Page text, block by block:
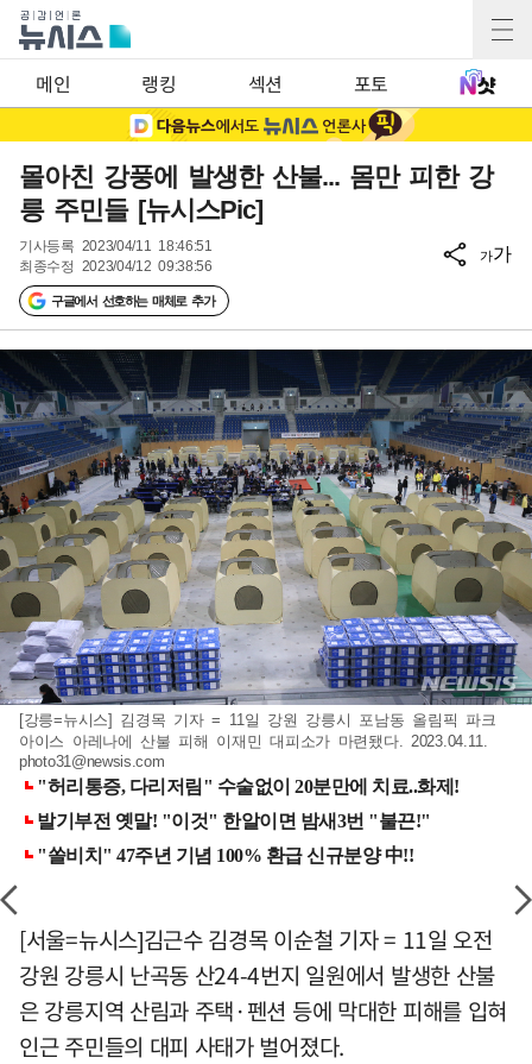
메인 랭킹 섹션 포토
몰아친 강풍에 발생한 산불... 몸만 피한 강
릉 주민들 [뉴시스Pic]
기사등록 2023/04/11 18:46:51
최종수정 2023/04/12 09:38:56
구글에서 선호하는 매체로 추가
가가
[강릉=뉴시스] 김경목 기자 = 11일 강원 강릉시 포남동 올림픽 파크
아이스 아레나에 산불 피해 이재민 대피소가 마련됐다. 2023.04.11.
photo31@newsis.com
[서울=뉴시스]김근수 김경목 이순철 기자 = 11일 오전
강원 강릉시 난곡동 산24-4번지 일원에서 발생한 산불
은 강릉지역 산림과 주택·펜션 등에 막대한 피해를 입혀
인근 주민들의 대피 사태가 벌어졌다.